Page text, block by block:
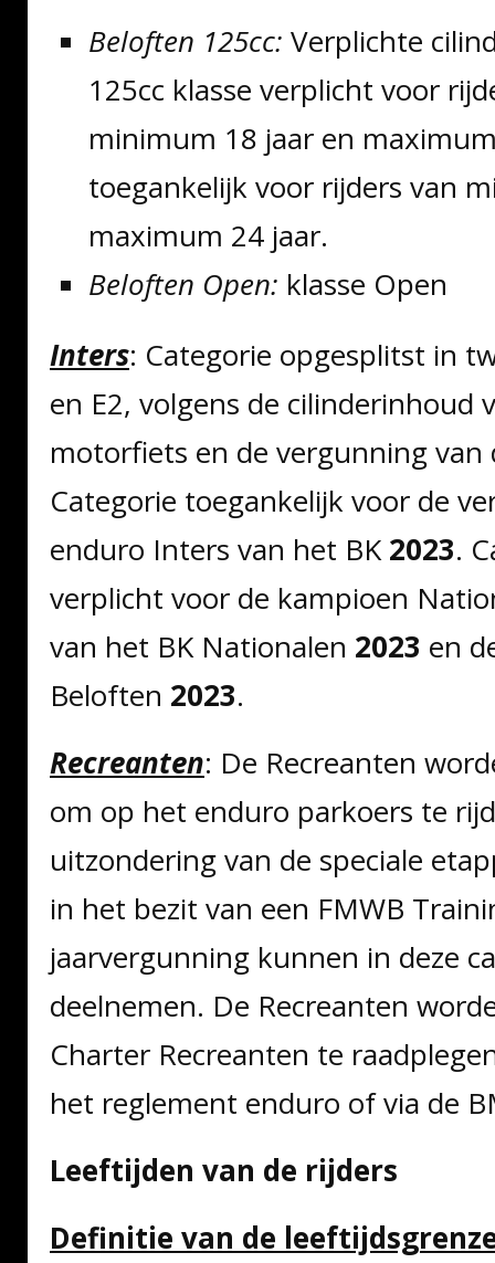
Beloften 125cc: Verplichte
125cc klasse verplicht voor
minimum 18 jaar en
toegankelijk voor rijders van
maximum 24 jaar.
Beloften Open: klasse Open
Inters: Categorie opgesplitst in
en E2, volgens de cilinderinhoud
motorfiets en de vergunning van
Categorie toegankelijk voor de
enduro Inters van het BK2023.
verplicht voor de kampioen
van het BK Nationalen 2023 en
Beloften 2023.
Recreanten: De Recreanten
om op het enduro parkoers te
uitzondering van de speciale
in het bezit van een FMWB
jaarvergunning kunnen in deze
deelnemen. De Recreanten
Charter Recreanten te
het reglement enduro of via de
Leeftijden van de rijders
Definitie van de